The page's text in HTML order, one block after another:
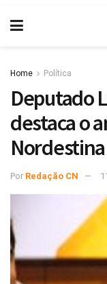
Home Política
Deputado
destaca o
Nordestina
Por Redação CN